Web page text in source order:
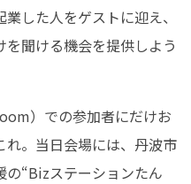
した人をゲストに迎え、
聞ける機会を提供しよう
）での参加者にだけお
。当日会場には、丹波市
の“Bizステーションたん